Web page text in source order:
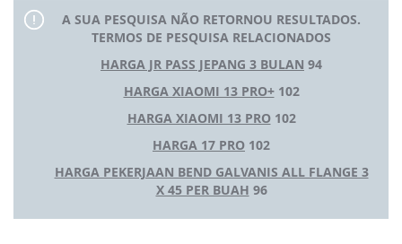
A SUA PESQUISA NÃO RETORNOU RESULTADOS.
TERMOS DE PESQUISA RELACIONADOS
HARGA JR PASS JEPANG 3 BULAN 94
HARGA XIAOMI 13 PRO+ 102
HARGA XIAOMI 13 PRO 102
HARGA 17 PRO 102
HARGA PEKERJAAN BEND GALVANIS ALL FLANGE 3
X 45 PER BUAH 96